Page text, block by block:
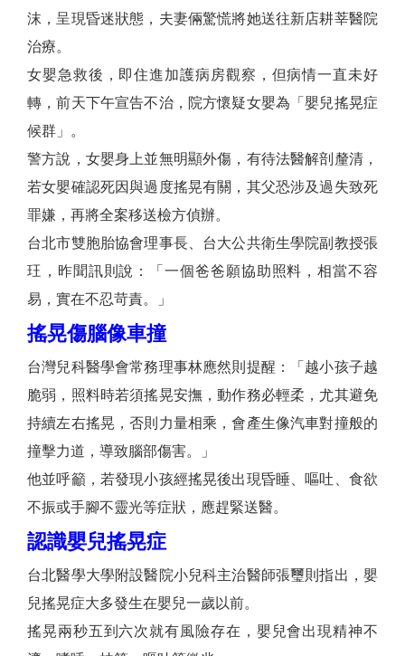
沫，呈現昏迷狀態，夫妻倆驚慌將她送往新店耕莘醫院
治療。
女嬰急救後，即住進加護病房觀察，但病情一直未好
轉，前天下午宣告不治，院方懷疑女嬰為「嬰兒搖晃症
候群」。
警方說，女嬰身上並無明顯外傷，有待法醫解剖釐清，
若女嬰確認死因與過度搖晃有關，其父恐涉及過失致死
罪嫌，再將全案移送檢方偵辦。
台北市雙胞胎協會理事長、台大公共衛生學院副教授張
玨，昨聞訊則說：「一個爸爸願協助照料，相當不容
易，實在不忍苛責。」
搖晃傷腦像車撞
台灣兒科醫學會常務理事林應然則提醒：「越小孩子越
脆弱，照料時若須搖晃安撫，動作務必輕柔，尤其避免
持續左右搖晃，否則力量相乘，會產生像汽車對撞般的
撞擊力道，導致腦部傷害。」
他並呼籲，若發現小孩經搖晃後出現昏睡、嘔吐、食欲
不振或手腳不靈光等症狀，應趕緊送醫。
認識嬰兒搖晃症
台北醫學大學附設醫院小兒科主治醫師張璽則指出，嬰
兒搖晃症大多發生在嬰兒一歲以前。
搖晃兩秒五到六次就有風險存在，嬰兒會出現精神不